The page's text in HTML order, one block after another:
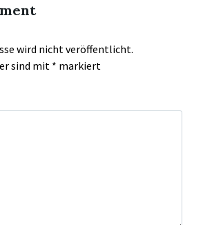
wird nicht veröffentlicht.
sind mit * markiert